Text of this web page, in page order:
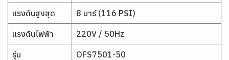
แรงดันสูงสุด 8 บาร์ (116 PSI)
แรงดันไฟฟ้า 220V / 50Hz
รุ่น OFS7501-50